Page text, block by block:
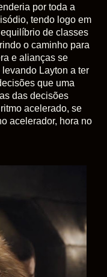
por toda a
tendo logo em
de classes
o caminho para
e alianças se
Layton a ter
que uma
das decisões
acelerado, se
acelerador, hora no